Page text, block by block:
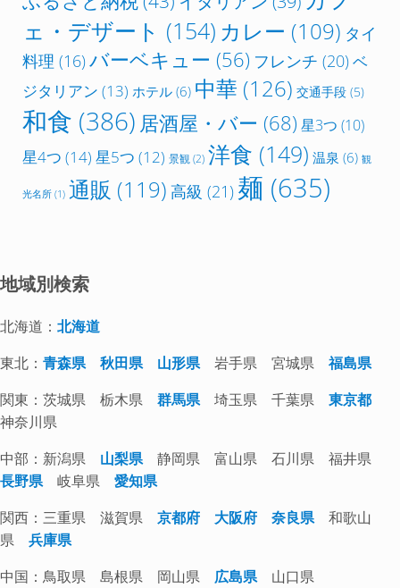
ェ・デザート (154) カレー (109) タイ
料理 (16)バーベキュー (56) フレンチ (20)ベ
ジタリアン (13) ホテル(6) 中華 (126) 交通手段(5)
和食 (386) 居酒屋・バー (68) 星3つ (10)
星4つ (14) 星5つ (12) 景観(2) 洋食 (149) 温泉 (6) 観
光名所(1) 通販 (119) 高級 (21) 麺 (635)
地域別検索
北海道：北海道
東北：青森県 秋田県 山形県岩手県 宮城県福島県
関東：茨城県 栃木県群馬県埼玉県 千葉県東京都
神奈川県
中部：新潟県 山梨県静岡県 富山県 石川県 福井県
長野県岐阜県愛知県
関西：三重県 滋賀県京都府 大阪府 奈良県和歌山
県兵庫県
中国：鳥取県 島根県 岡山県 広島県山口県